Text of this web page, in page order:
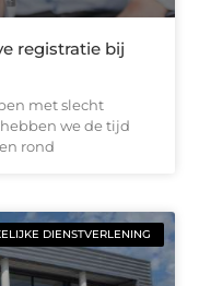
registratie bij
met slecht
we de tijd
rond
DIENSTVERLENING